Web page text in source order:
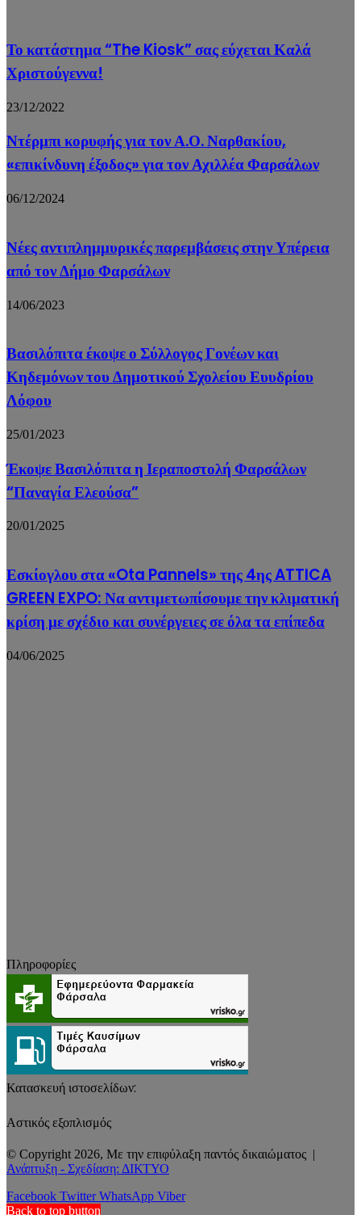
Το κατάστημα “The Kiosk” σας εύχεται Καλά
Χριστούγεννα!
23/12/2022
Ντέρμπι κορυφής για τον Α.Ο. Ναρθακίου,
«επικίνδυνη έξοδος» για τον Αχιλλέα Φαρσάλων
06/12/2024
Νέες αντιπλημμυρικές παρεμβάσεις στην Υπέρεια
από τον Δήμο Φαρσάλων
14/06/2023
Βασιλόπιτα έκοψε ο Σύλλογος Γονέων και
Κηδεμόνων του Δημοτικού Σχολείου Ευυδρίου
Λόφου
25/01/2023
Έκοψε Βασιλόπιτα η Ιεραποστολή Φαρσάλων
“Παναγία Ελεούσα”
20/01/2025
Εσκίογλου στα «Ota Pannels» της 4ης ATTICA
GREEN EXPO: Να αντιμετωπίσουμε την κλιματική
κρίση με σχέδιο και συνέργειες σε όλα τα επίπεδα
04/06/2025
Πληροφορίες
Κατασκευή ιστοσελίδων:
Αστικός εξοπλισμός
© Copyright 2026, Με την επιφύλαξη παντός δικαιώματος |
Ανάπτυξη - Σχεδίαση: ΔΙΚΤΥΟ
Facebook Twitter WhatsApp Viber
Back to top button